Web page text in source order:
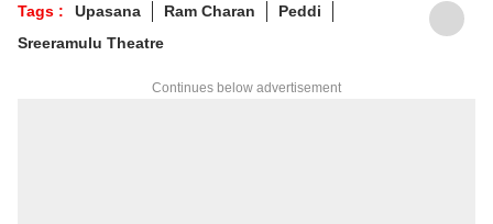
Tags : Upasana Ram Charan
Peddi
Sreeramulu Theatre
Continues below advertisement